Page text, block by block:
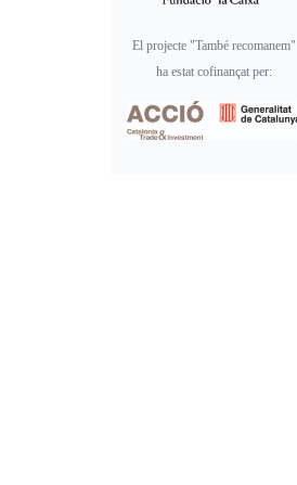
El projecte "També recomanem"
ha estat cofinançat per: